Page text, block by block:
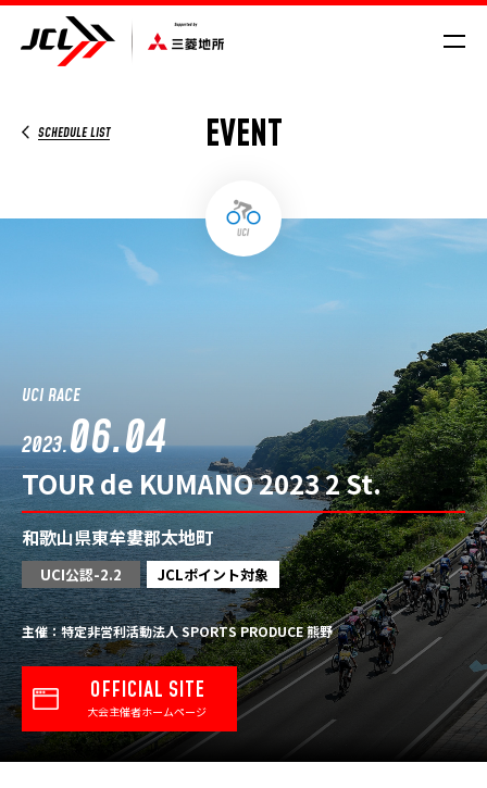
CYCLE COMPASS
EVENT
SCHEDULE LIST
UCI RACE
2023.06.04
TOUR de KUMANO 2023 2 St.
和歌山県東牟婁郡太地町
UCI公認-2.2 JCLポイント対象
主催：特定非営利活動法人 SPORTS PRODUCE 熊野
OFFICIAL SITE
大会主催者ホームページ